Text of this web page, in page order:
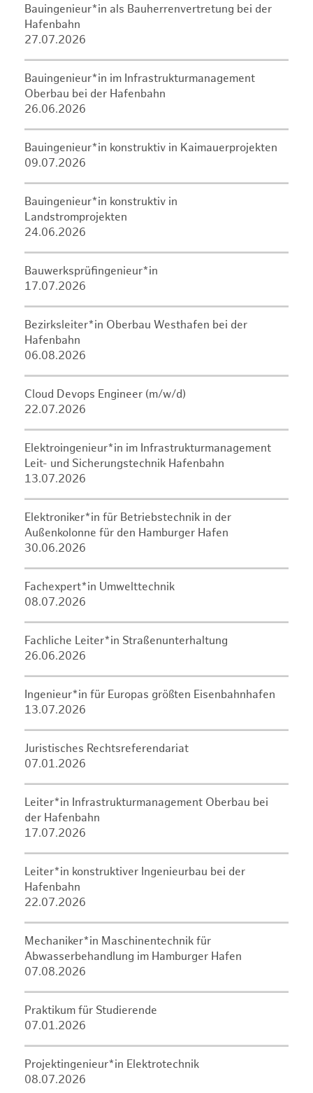
Bauingenieur*in als Bauherrenvertretung bei der
Hafenbahn
27.07.2026
Bauingenieur*in im Infrastrukturmanagement
Oberbau bei der Hafenbahn
26.06.2026
Bauingenieur*in konstruktiv in Kaimauerprojekten
09.07.2026
Bauingenieur*in konstruktiv in
Landstromprojekten
24.06.2026
Bauwerksprüfingenieur*in
17.07.2026
Bezirksleiter*in Oberbau Westhafen bei der
Hafenbahn
06.08.2026
Cloud Devops Engineer (m/w/d)
22.07.2026
Elektroingenieur*in im Infrastrukturmanagement
Leit- und Sicherungstechnik Hafenbahn
13.07.2026
Elektroniker*in für Betriebstechnik in der
Außenkolonne für den Hamburger Hafen
30.06.2026
Fachexpert*in Umwelttechnik
08.07.2026
Fachliche Leiter*in Straßenunterhaltung
26.06.2026
Ingenieur*in für Europas größten Eisenbahnhafen
13.07.2026
Juristisches Rechtsreferendariat
07.01.2026
Leiter*in Infrastrukturmanagement Oberbau bei
der Hafenbahn
17.07.2026
Leiter*in konstruktiver Ingenieurbau bei der
Hafenbahn
22.07.2026
Mechaniker*in Maschinentechnik für
Abwasserbehandlung im Hamburger Hafen
07.08.2026
Praktikum für Studierende
07.01.2026
Projektingenieur*in Elektrotechnik
08.07.2026